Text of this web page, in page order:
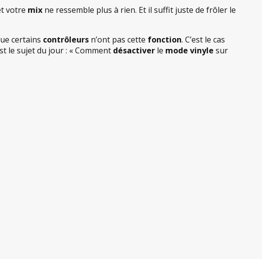
votre mix ne ressemble plus à rien. Et il suffit juste de frôler le
certains contrôleurs n’ont pas cette fonction. C’est le cas
le sujet du jour : « Comment désactiver le mode vinyle sur